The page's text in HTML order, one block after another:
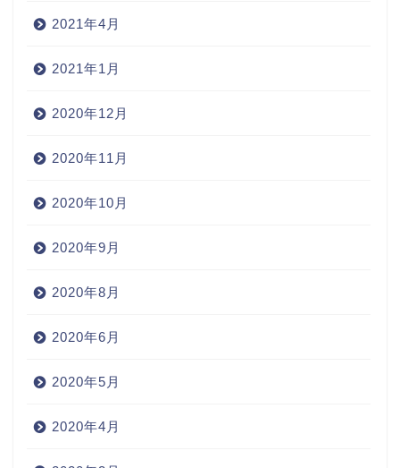
2021年4月
2021年1月
2020年12月
2020年11月
2020年10月
2020年9月
2020年8月
2020年6月
2020年5月
2020年4月